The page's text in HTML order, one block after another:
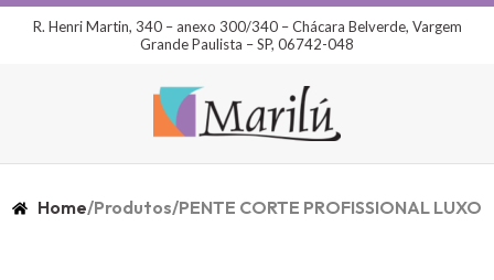
R. Henri Martin, 340 – anexo 300/340 – Chácara Belverde, Vargem
Grande Paulista – SP, 06742-048
Home/Produtos/PENTE CORTE PROFISSIONAL LUXO